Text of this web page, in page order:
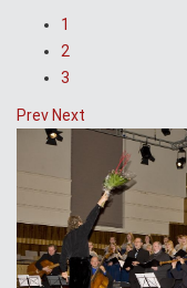
1
2
3
PrevNext